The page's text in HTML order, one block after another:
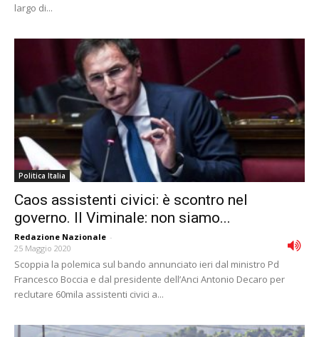
largo di...
Politica Italia
Caos assistenti civici: è scontro nel
governo. Il Viminale: non siamo...
Redazione Nazionale -
25 Maggio 2020
Scoppia la polemica sul bando annunciato ieri dal ministro Pd
Francesco Boccia e dal presidente dell’Anci Antonio Decaro per
reclutare 60mila assistenti civici a...